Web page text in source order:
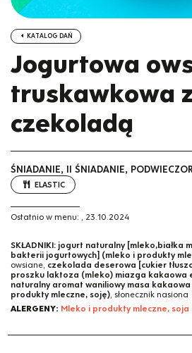
KATALOG DAŃ
Jogurtowa
truskawkowa
czekoladą
ŚNIADANIE, II ŚNIADANIE,
ELASTIC
Ostatnio w menu: , 23.10.2024
SKŁADNIKI: jogurt naturalny [mleko,białka
bakterii jogurtowych] (mleko i produkty
owsiane, czekolada deserowa [cukier
proszku laktoza (mleko) miazga kakaowa
naturalny aromat waniliowy masa kakaowa
produkty mleczne, soję), słonecznik nasiona
ALERGENY: Mleko i produkty mleczne, soja